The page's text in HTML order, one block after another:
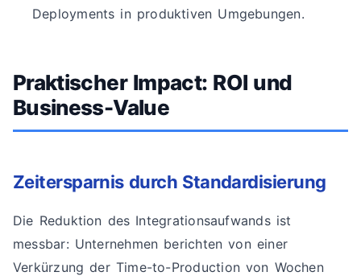
Deployments in produktiven Umgebungen.
Praktischer Impact: ROI und
Business-Value
Zeitersparnis durch Standardisierung
Die Reduktion des Integrationsaufwands ist
messbar: Unternehmen berichten von einer
Verkürzung der Time-to-Production von Wochen